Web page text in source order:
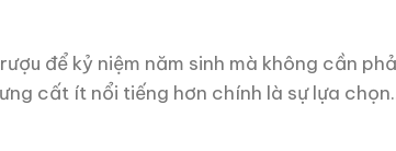
để kỷ niệm năm sinh mà không cần
cất ít nổi tiếng hơn chính là sự lựa